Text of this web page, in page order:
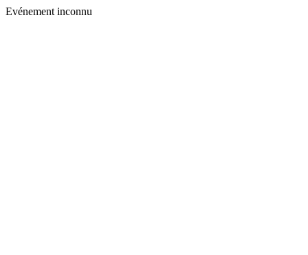
Evénement inconnu